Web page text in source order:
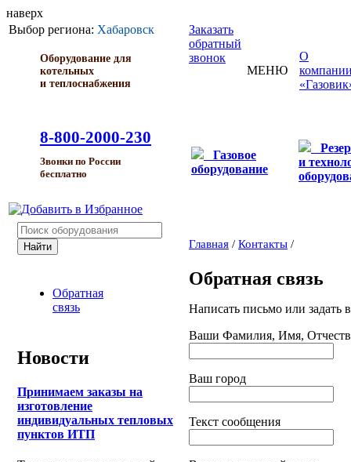
наверх
Выбор региона: Хабаровск
Оборудование для
котельных
и теплоснабжения
8-800-2000-230
Звонки по России
бесплатно
Заказать
обратный
звонок
МЕНЮ
О
Газовое
оборудование
и
Обратная
связь
Новости
Принимаем заказы на
изготовление
индивидуальных тепловых
пунктов ИТП
Главная / Контакты /
Обратная связь
Написать письмо или
Ваши Фамилия, Имя,
Ваш город
Текст сообщения